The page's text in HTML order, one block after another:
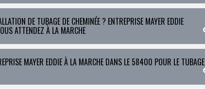
DE TUBAGE DE CHEMINÉE ? ENTREPRISE MAYER EDDIE
ATTENDEZ À LA MARCHE
MAYER EDDIE À LA MARCHE DANS LE 58400 POUR LE TUBAGE